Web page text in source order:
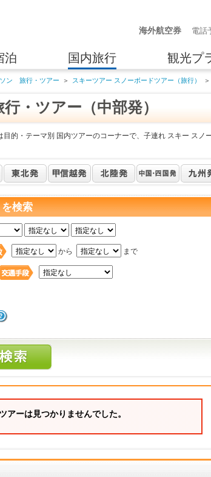
海外航空券
電話
泊 国内旅行 観光プ
ン 旅行・ツアー ＞ スキーツアー スノーボードツアー（旅行） ＞
・ツアー（中部発）
的・テーマ別 国内ツアーのコーナーで、子連れ スキー スノ
検索
から まで
アーは見つかりませんでした。